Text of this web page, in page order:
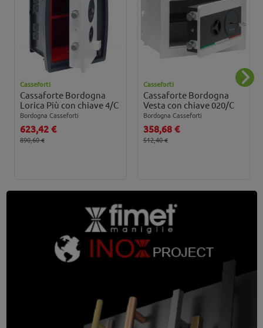
Casseforti
Cassaforte Bordogna
Lorica Più con chiave 4/C
Bordogna Casseforti
623,42 €
890,60 €
Casseforti
Cassaforte Bordogna
Vesta con chiave 020/C
Bordogna Casseforti
358,68 €
512,40 €